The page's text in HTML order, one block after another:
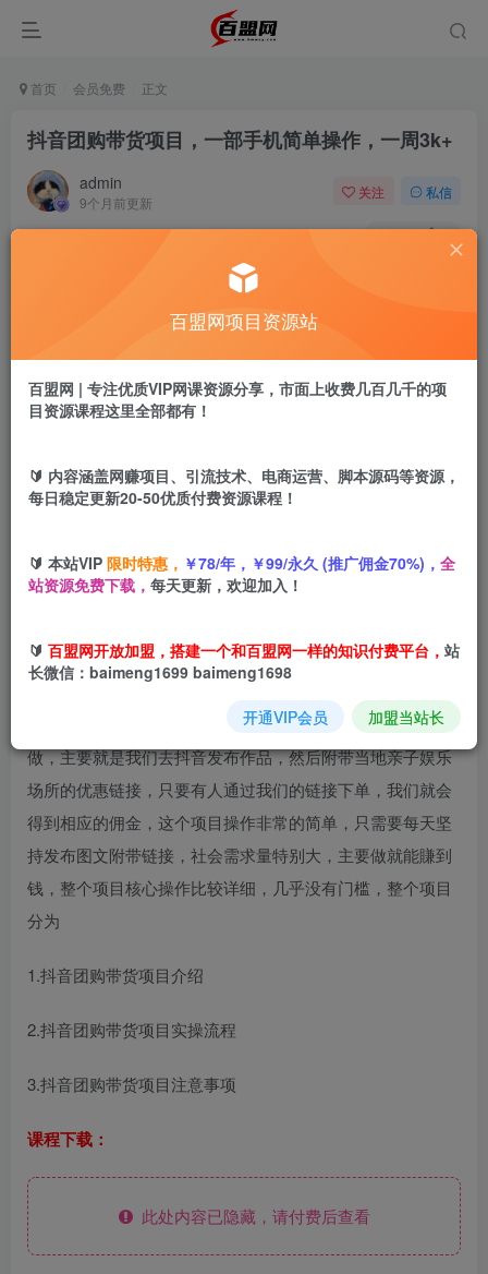
首页 会员免费 正文
抖音团购带货项目，一部手机简单操作，一周3k+
admin
9个月前更新
关注 私信
974 9
抖音团购带货项目，一部手机简单操作，一周3k+
此内容为付费阅读，请付费后查看
盟币9.9
年卡会员 免费
您当前未登录！建议登陆后购买，可保存购买订单
抖音团购带货项目，一部手机简单操作，一周3k+
项目介绍：
抖音团购带货项目这个项目小白，没有经验的人也可以去
做，主要就是我们去抖音发布作品，然后附带当地亲子娱乐
场所的优惠链接，只要有人通过我们的链接下单，我们就会
得到相应的佣金，这个项目操作非常的简单，只需要每天坚
持发布图文附带链接，社会需求量特别大，主要做就能賺到
钱，整个项目核心操作比较详细，几乎没有门槛，整个项目
分为
1.抖音团购带货项目介绍
2.抖音团购带货项目实操流程
3.抖音团购带货项目注意事项
课程下载：
此处内容已隐藏，请付费后查看
百盟网项目资源站
百盟网 | 专注优质VIP网课资源分享，市面上收费几百几千的项
目资源课程这里全部都有！
🔰 内容涵盖网赚项目、引流技术、电商运营、脚本源码等资源，
每日稳定更新20-50优质付费资源课程！
🔰 本站VIP 限时特惠， ￥78/年，￥99/永久 (推广佣金70%)， 全
站资源免费下载， 每天更新，欢迎加入！
🔰 百盟网开放加盟，搭建一个和百盟网一样的知识付费平台， 站
长微信：baimeng1699 baimeng1698
开通VIP会员 加盟当站长